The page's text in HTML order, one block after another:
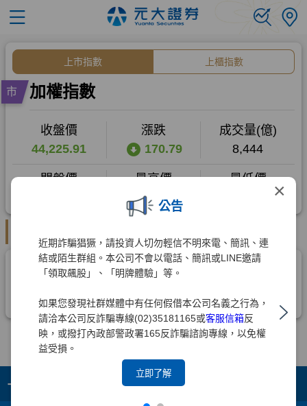
×
公告
近期詐騙猖獗，請投資人切勿輕信不明來電、簡訊、連
結或陌生群組。本公司不會以電話、簡訊或LINE邀請
「領取飆股」、「明牌體驗」等。
如果您發現社群媒體中有任何假借本公司名義之行為，
請洽本公司反詐騙專線(02)35181165或客服信箱反
映，或撥打內政部警政署165反詐騙諮詢專線，以免權
益受損。
立即了解
+